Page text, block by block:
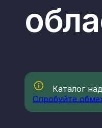
Каталог
Спробуйте